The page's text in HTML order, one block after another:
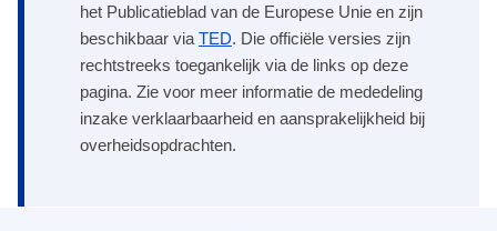
het Publicatieblad van de Europese Unie en zijn
beschikbaar via TED. Die officiële versies zijn
rechtstreeks toegankelijk via de links op deze
pagina. Zie voor meer informatie de mededeling
inzake verklaarbaarheid en aansprakelijkheid bij
overheidsopdrachten.